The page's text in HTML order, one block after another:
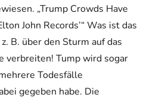
„Trump Crowds Have
John Records’“ Was ist das
B. über den Sturm auf das
verbreiten! Tump wird sogar
Todesfälle
gegeben habe. Die